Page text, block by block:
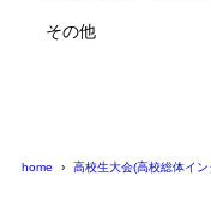
その他
home 高校生大会(高校総体イ